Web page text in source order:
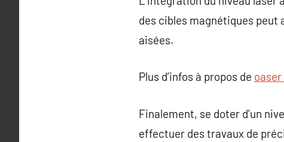
des cibles magnétiques peut
aisées.
Plus d’infos à propos de
Finalement, se doter d’un
effectuer des travaux de